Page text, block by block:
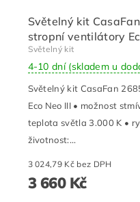
Světelný kit
stropní ventilátory
Světelný kit
4-10 dní (skladem u
Světelný kit CasaFan
Eco Neo III • možnost
teplota světla 3.000 K •
životnost:...
3 024,79 Kč bez DPH
3 660 Kč